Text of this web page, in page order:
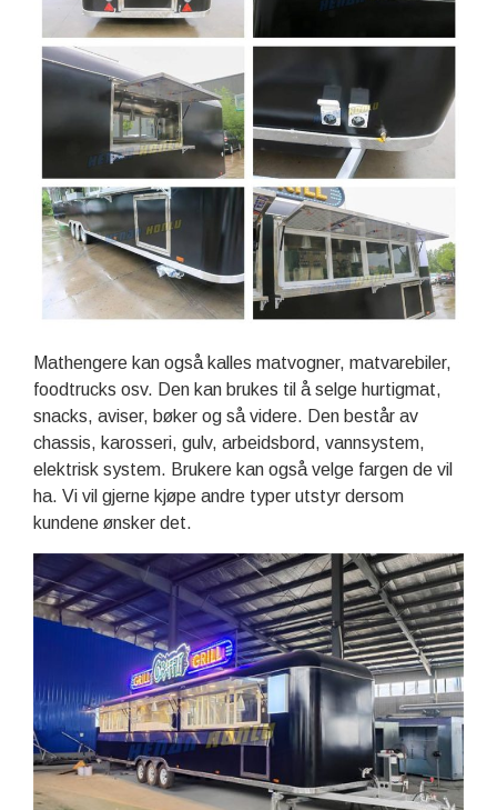
Mathengere kan også kalles matvogner, matvarebiler,
foodtrucks osv. Den kan brukes til å selge hurtigmat,
snacks, aviser, bøker og så videre. Den består av
chassis, karosseri, gulv, arbeidsbord, vannsystem,
elektrisk system. Brukere kan også velge fargen de vil
ha. Vi vil gjerne kjøpe andre typer utstyr dersom
kundene ønsker det.